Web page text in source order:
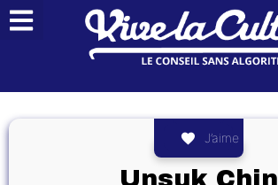
J’aime
Unsuk Chin